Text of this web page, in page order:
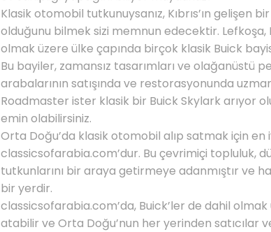
Klasik otomobil tutkunuysanız, Kıbrıs’ın gelişen
olduğunu bilmek sizi memnun edecektir.
olmak üzere ülke çapında birçok klasik Buick
Bu bayiler, zamansız tasarımları ve olağanüstü
arabalarının satışında ve restorasyonunda
Roadmaster ister klasik bir Buick Skylark arıyor
emin olabilirsiniz.
Orta Doğu’da klasik otomobil alıp satmak için en
classicsofarabia.com’dur. Bu çevrimiçi topluluk,
tutkunlarını bir araya getirmeye adanmıştır ve
bir yerdir.
classicsofarabia.com’da, Buick’ler de dahil
atabilir ve Orta Doğu’nun her yerinden satıcılar